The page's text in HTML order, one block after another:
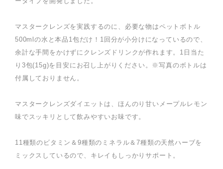
マスタークレンズを実践するのに、必要な物はペットボトル
500mlの水と本品1包だけ！1回分が小分けになっているので、
余計な手間をかけずにクレンズドリンクが作れます。1日当た
り3包(15g)を目安にお召し上がりください。※写真のボトルは
付属しておりません。
マスタークレンズダイエットは、ほんのり甘いメープルレモン
味でスッキリとして飲みやすいお味です。
11種類のビタミン＆9種類のミネラル＆7種類の天然ハーブを
ミックスしているので、キレイもしっかりサポート。